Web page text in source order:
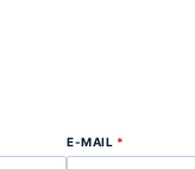
E-MAIL *